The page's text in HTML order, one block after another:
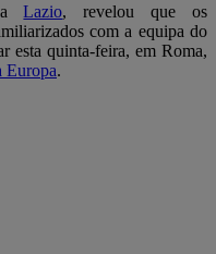
Lazio, revelou que os
com a equipa do
esta quinta-feira, em Roma,
Europa.